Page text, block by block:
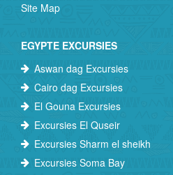
Site Map
EGYPTE EXCURSIES
Aswan dag Excursies
Cairo dag Excursies
El Gouna Excursies
Excursies El Quseir
Excursies Sharm el sheikh
Excursies Soma Bay